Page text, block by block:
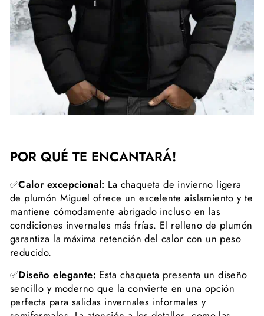
POR QUÉ TE ENCANTARÁ!
✅Calor excepcional: La chaqueta de invierno ligera
de plumón Miguel ofrece un excelente aislamiento y te
mantiene cómodamente abrigado incluso en las
condiciones invernales más frías. El relleno de plumón
garantiza la máxima retención del calor con un peso
reducido.
✅Diseño elegante: Esta chaqueta presenta un diseño
sencillo y moderno que la convierte en una opción
perfecta para salidas invernales informales y